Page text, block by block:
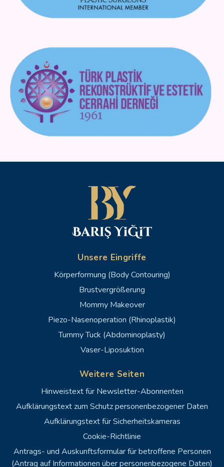
Unsere Eingriffe
Körperformung (Body Contouring)
Brustvergrößerung
Mommy Makeover
Piezo-Nasenoperation (Rhinoplastik)
Tummy Tuck (Abdominoplasty)
Vaser-Liposuktion
Weitere Seiten
Hinweistext für Newsletter-Abonnenten
Aufklärungstext zum Schutz personenbezogener Daten
Aufklärungstext für Sicherheitskameras
Cookie-Richtlinie
Antrags- und Auskunftsformular für betroffene Personen
(Antrag auf Informationen über personenbezogene Daten)